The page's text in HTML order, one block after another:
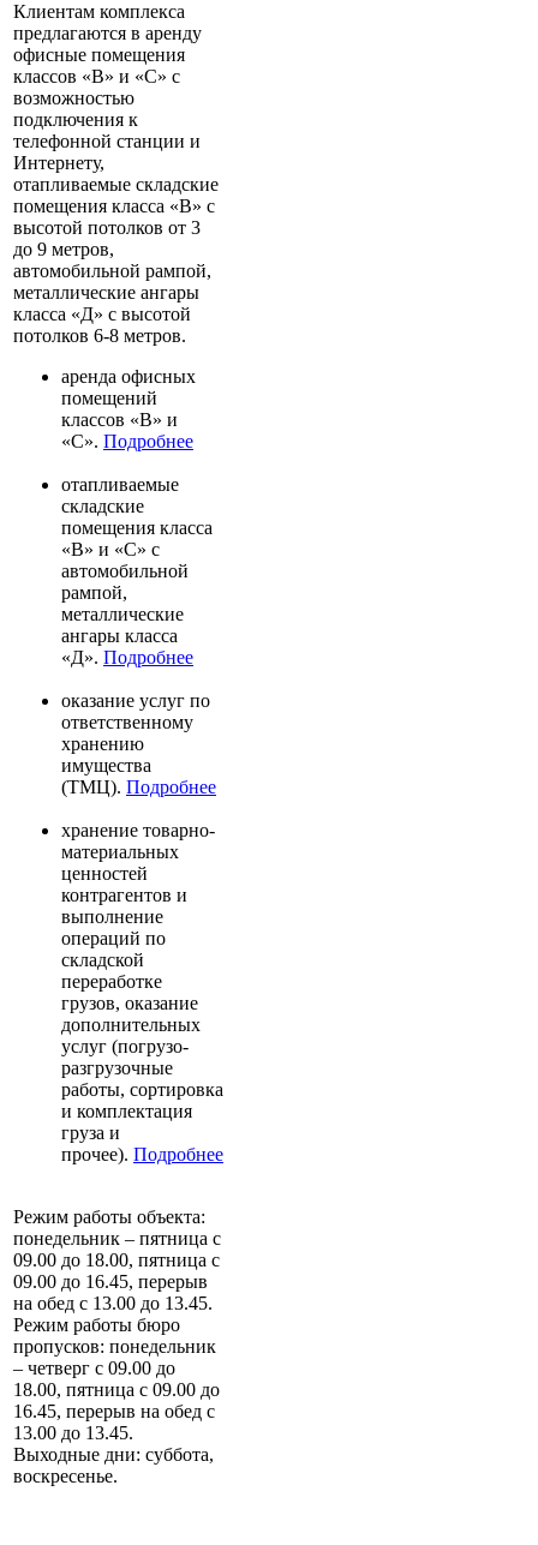
Клиентам комплекса
предлагаются в аренду
офисные помещения
классов «В» и «С» с
возможностью
подключения к
телефонной станции и
Интернету,
отапливаемые складские
помещения класса «В» с
высотой потолков от 3
до 9 метров,
автомобильной рампой,
металлические ангары
класса «Д» с высотой
потолков 6-8 метров.
аренда офисных
помещений
классов «В» и
«С». Подробнее
отапливаемые
складские
помещения класса
«В» и «С» с
автомобильной
рампой,
металлические
ангары класса
«Д». Подробнее
оказание услуг по
ответственному
хранению
имущества
(ТМЦ). Подробнее
хранение товарно-
материальных
ценностей
контрагентов и
выполнение
операций по
складской
переработке
грузов, оказание
дополнительных
услуг (погрузо-
разгрузочные
работы, сортировка
и комплектация
груза и
прочее). Подробнее
Режим работы объекта:
понедельник – пятница с
09.00 до 18.00, пятница с
09.00 до 16.45, перерыв
на обед с 13.00 до 13.45.
Режим работы бюро
пропусков: понедельник
– четверг с 09.00 до
18.00, пятница с 09.00 до
16.45, перерыв на обед с
13.00 до 13.45.
Выходные дни: суббота,
воскресенье.